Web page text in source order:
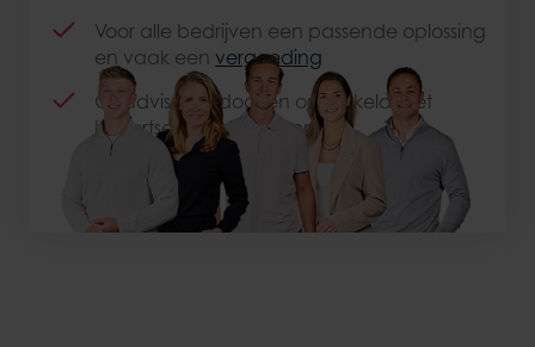
Voor alle bedrijven een passende oplossing
en vaak een vergoeding
Geadviseerd door en ontwikkeld met
huisartsen, bedrijfsartsen en
gezondheidsfondsen